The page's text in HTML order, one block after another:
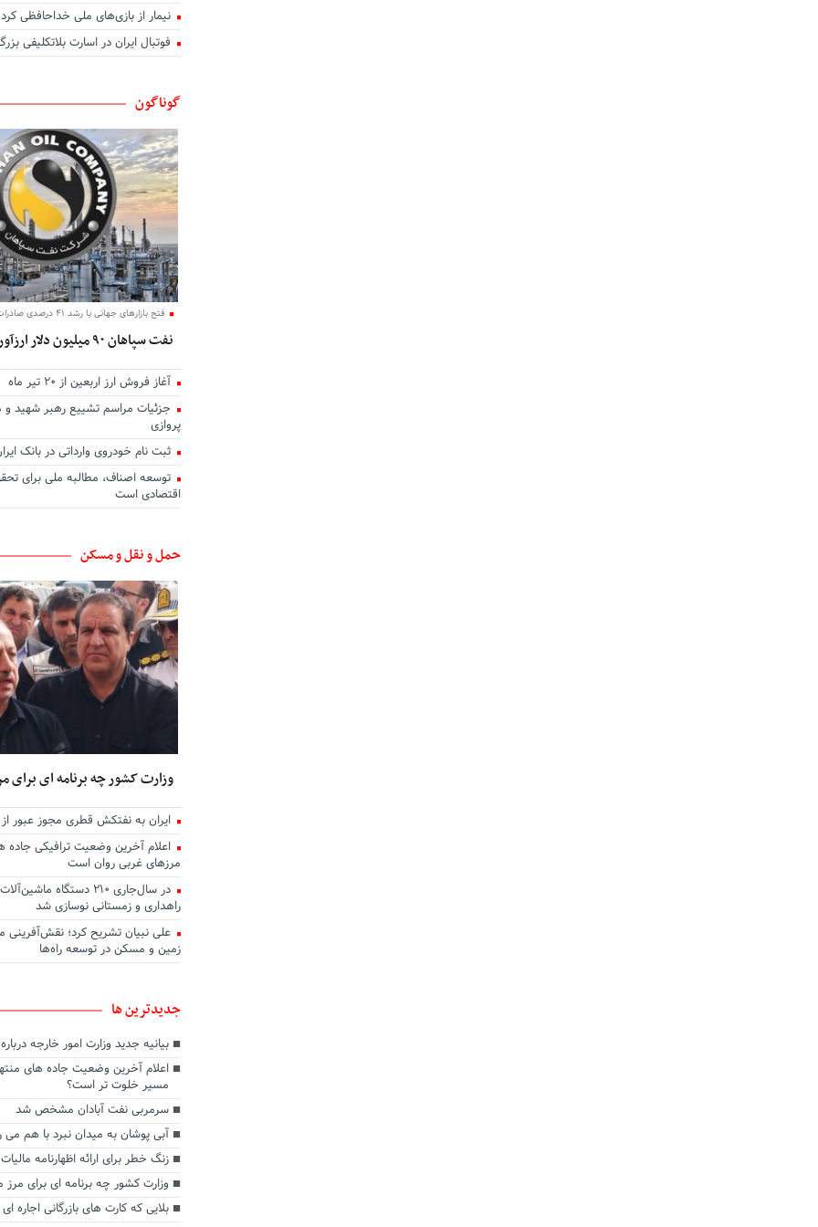
اگر عاشق کسی دیگر شوم
بوی تو
دوست داشتن
نخستین نگاه
تو نیستی که ببینی
من و تو، درخت و بارون
مهربانی را بیاموزیم
یک روز می‌آیی که من
زیبا
دل روشنی دارم ای عشق
نیمار از بازی‌های ملی خداحافظی کرد
فوتبال ایران در اسارت بلاتکلیفی
گوناگون
فتح بازارهای جهانی با رشد ۴۱ درصدی صادرات؛
نفت سپاهان ۹۰ میلیون دلار ارزآوری کرد
آغاز فروش ارز اربعین از ۲۰ تیر ماه
جزئیات مراسم تشییع رهبر شهید
پروازی
ثبت نام خودروی وارداتی در بانک
توسعه اصناف، مطالبه ملی برای
اقتصادی است
حمل و نقل و مسکن
وزارت کشور چه برنامه ای برای
ایران به نفتکش قطری مجوز عبور
اعلام آخرین وضعیت ترافیکی جاده
مرزهای غربی روان است
در سال‌جاری ۲۱۰ دستگاه
راهداری و زمستانی نوسازی شد
علی نبیان تشریح کرد؛ نقش‌آفرینی
زمین و مسکن در توسعه راه‌ها
جديدترين ها
بیانیه جدید وزارت امور خارجه
اعلام آخرین وضعیت جاده های
مسیر خلوت تر است؟
سرمربی نفت آبادان مشخص شد
آبی پوشان به میدان نبرد با هم می
زنگ خطر برای ارائه اظهارنامه
وزارت کشور چه برنامه ای برای مرز
بلایی که کارت های بازرگانی اجاره